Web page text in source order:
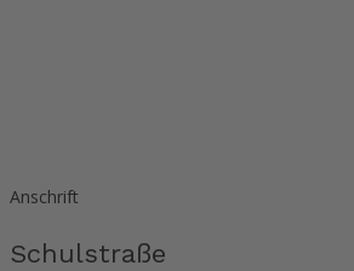
Anschrift
Schulstraße